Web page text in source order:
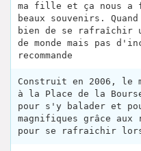
ma fille et ça nous a
beaux souvenirs.
bien de se rafraîchir
de monde mais pas
recommande
Construit en 2006, le
à la Place de la
pour s'y balader et
magnifiques grâce
pour se rafraichir